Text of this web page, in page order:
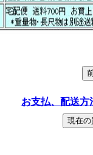
お支払、配送方